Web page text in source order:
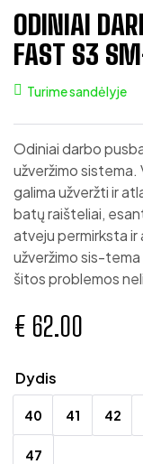
ODINIAI
FAST S3
Turime sandėlyje
Odiniai darbo
užveržimo
galima užveržti ir
batų raišteliai,
atveju permirksta
užveržimo sis-
šitos problemos
€ 62.00
Dydis
40 41 42
47